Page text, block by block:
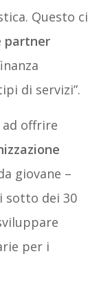
Questo ci
partner
di servizi”.
ad offrire
giovane –
sotto dei 30
per i